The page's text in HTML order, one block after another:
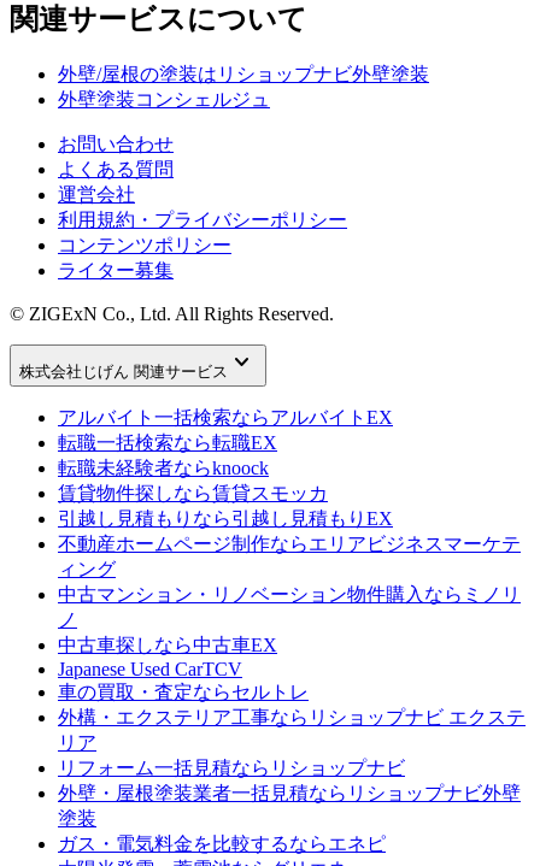
関連サービスについて
外壁/屋根の塗装はリショップナビ外壁塗装
外壁塗装コンシェルジュ
お問い合わせ
よくある質問
運営会社
利用規約・プライバシーポリシー
コンテンツポリシー
ライター募集
© ZIGExN Co., Ltd. All Rights Reserved.
株式会社じげん 関連サービス keyboard_arrow_down
アルバイト一括検索ならアルバイトEX
転職一括検索なら転職EX
転職未経験者ならknoock
賃貸物件探しなら賃貸スモッカ
引越し見積もりなら引越し見積もりEX
不動産ホームページ制作ならエリアビジネスマーケテ
ィング
中古マンション・リノベーション物件購入なら ミノリ
ノ
中古車探しなら中古車EX
Japanese Used CarTCV
車の買取・査定ならセルトレ
外構・エクステリア工事なら リショップナビ エクステ
リア
リフォーム一括見積なら リショップナビ
外壁・屋根塗装業者一括見積なら リショップナビ外壁
塗装
ガス・電気料金を比較するならエネピ